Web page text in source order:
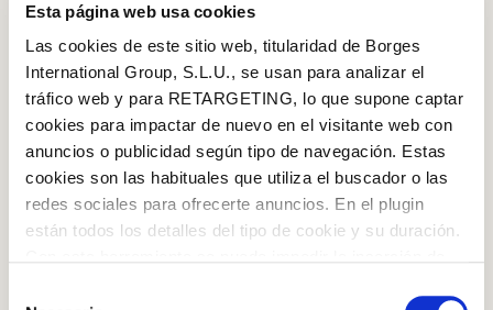
Esta página web usa cookies
Las cookies de este sitio web, titularidad de Borges
International Group, S.L.U., se usan para analizar el
tráfico web y para RETARGETING, lo que supone captar
cookies para impactar de nuevo en el visitante web con
anuncios o publicidad según tipo de navegación. Estas
cookies son las habituales que utiliza el buscador o las
redes sociales para ofrecerte anuncios. En el plugin
están todos los detalles del tipo de cookie y su duración.
Batuts
Una bona manera d’introduir la fruita en l’esmorzar és elaborar
un batut, que podrem acompanyar, simplement, amb una bona
llesca de pa amb oli d’oliva verge extra i sal. Es tracta d’escollir la
fruita que ens agradi, combinar-la com vulguem (què et sembla
maduixes, ara que n’és temporada, i una miqueta de plàtan?),
batre-ho amb la beguda vegetal de nous i, si som de dolç, afegir-
hi una cullerada de sucre o mel. És un esmorzar saludable i molt
divertit, que ens permet anar variant de fruites cada dia. A més,
Iniciar sessió amb Google